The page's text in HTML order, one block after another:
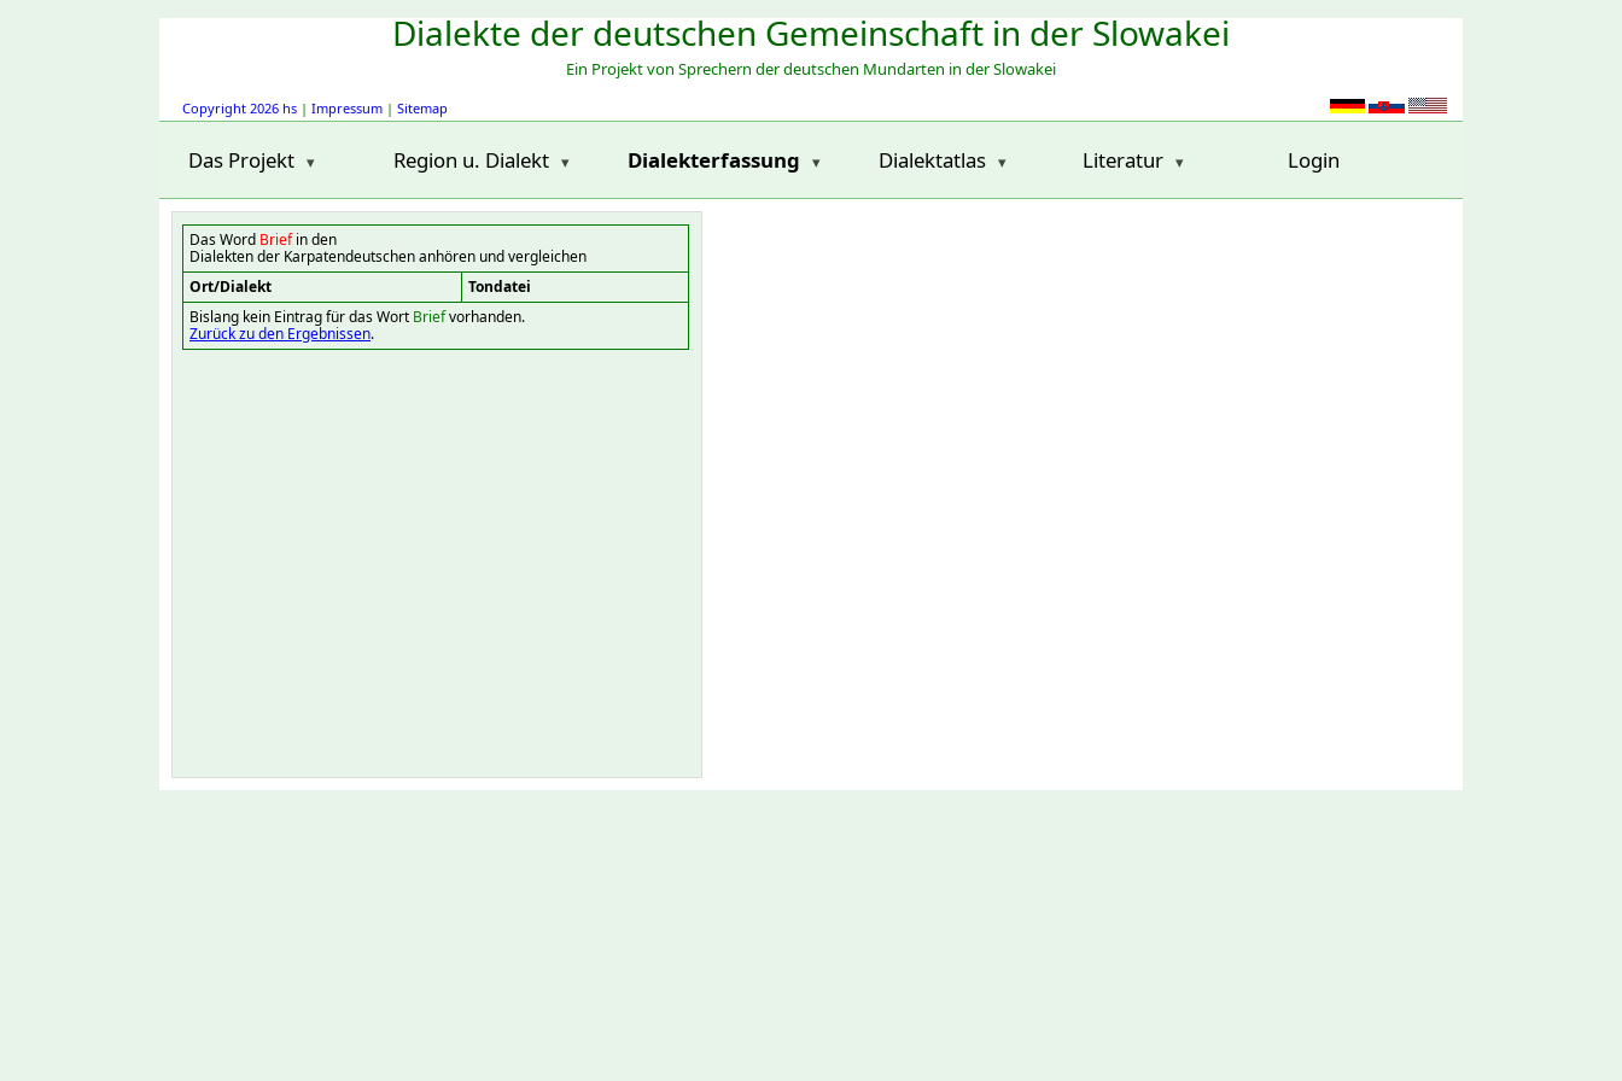
Dialekte der deutschen Gemeinschaft in der Slowakei
Ein Projekt von Sprechern der deutschen Mundarten in der Slowakei
Copyright 2026 hs | Impressum | Sitemap
Das Projekt Region u. Dialekt Dialekterfassung Dialektatlas Literatur Login
Das Word Briefin den
Dialekten der Karpatendeutschen anhören und vergleichen
Ort/Dialekt
Tondatei
Bislang kein Eintrag für das Wort Briefvorhanden.
Zurück zu den Ergebnissen.